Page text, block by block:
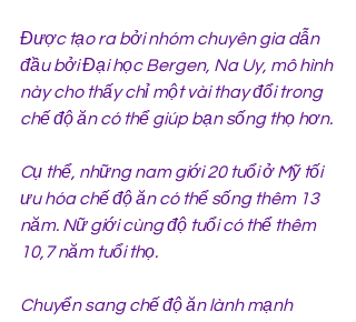
Được tạo ra bởi nhóm chuyên gia dẫn
đầu bởi Đại học Bergen, Na Uy, mô hình
này cho thấy chỉ một vài thay đổi trong
chế độ ăn có thể giúp bạn sống thọ hơn.
Cụ thể, những nam giới 20 tuổi ở Mỹ tối
ưu hóa chế độ ăn có thể sống thêm 13
năm. Nữ giới cùng độ tuổi có thể thêm
10,7 năm tuổi thọ.
Chuyển sang chế độ ăn lành mạnh